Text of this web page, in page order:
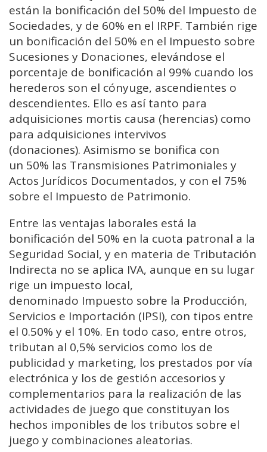
están la bonificación del 50% del Impuesto de
Sociedades, y de 60% en el IRPF. También rige
un bonificación del 50% en el Impuesto sobre
Sucesiones y Donaciones, elevándose el
porcentaje de bonificación al 99% cuando los
herederos son el cónyuge, ascendientes o
descendientes. Ello es así tanto para
adquisiciones mortis causa (herencias) como
para adquisiciones intervivos
(donaciones). Asimismo se bonifica con
un 50% las Transmisiones Patrimoniales y
Actos Jurídicos Documentados, y con el 75%
sobre el Impuesto de Patrimonio.
Entre las ventajas laborales está la
bonificación del 50% en la cuota patronal a la
Seguridad Social, y en materia de Tributación
Indirecta no se aplica IVA, aunque en su lugar
rige un impuesto local,
denominado Impuesto sobre la Producción,
Servicios e Importación (IPSI), con tipos entre
el 0.50% y el 10%. En todo caso, entre otros,
tributan al 0,5% servicios como los de
publicidad y marketing, los prestados por vía
electrónica y los de gestión accesorios y
complementarios para la realización de las
actividades de juego que constituyan los
hechos imponibles de los tributos sobre el
juego y combinaciones aleatorias.